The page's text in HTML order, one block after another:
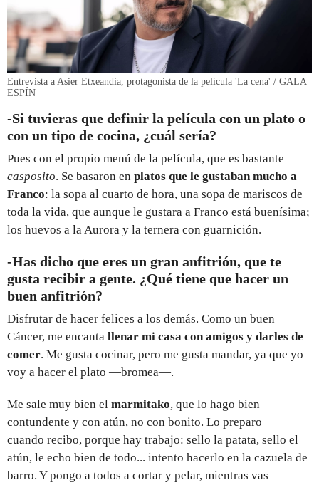
Entrevista a Asier Etxeandia, protagonista de la película 'La cena' / GALA
ESPÍN
-Si tuvieras que definir la película con un plato o
con un tipo de cocina, ¿cuál sería?
Pues con el propio menú de la película, que es bastante
casposito. Se basaron en platos que le gustaban mucho a
Franco: la sopa al cuarto de hora, una sopa de mariscos de
toda la vida, que aunque le gustara a Franco está buenísima;
los huevos a la Aurora y la ternera con guarnición.
-Has dicho que eres un gran anfitrión, que te
gusta recibir a gente. ¿Qué tiene que hacer un
buen anfitrión?
Disfrutar de hacer felices a los demás. Como un buen
Cáncer, me encanta llenar mi casa con amigos y darles de
comer. Me gusta cocinar, pero me gusta mandar, ya que yo
voy a hacer el plato —bromea—.
Me sale muy bien el marmitako, que lo hago bien
contundente y con atún, no con bonito. Lo preparo
cuando recibo, porque hay trabajo: sello la patata, sello el
atún, le echo bien de todo... intento hacerlo en la cazuela de
barro. Y pongo a todos a cortar y pelar, mientras vas